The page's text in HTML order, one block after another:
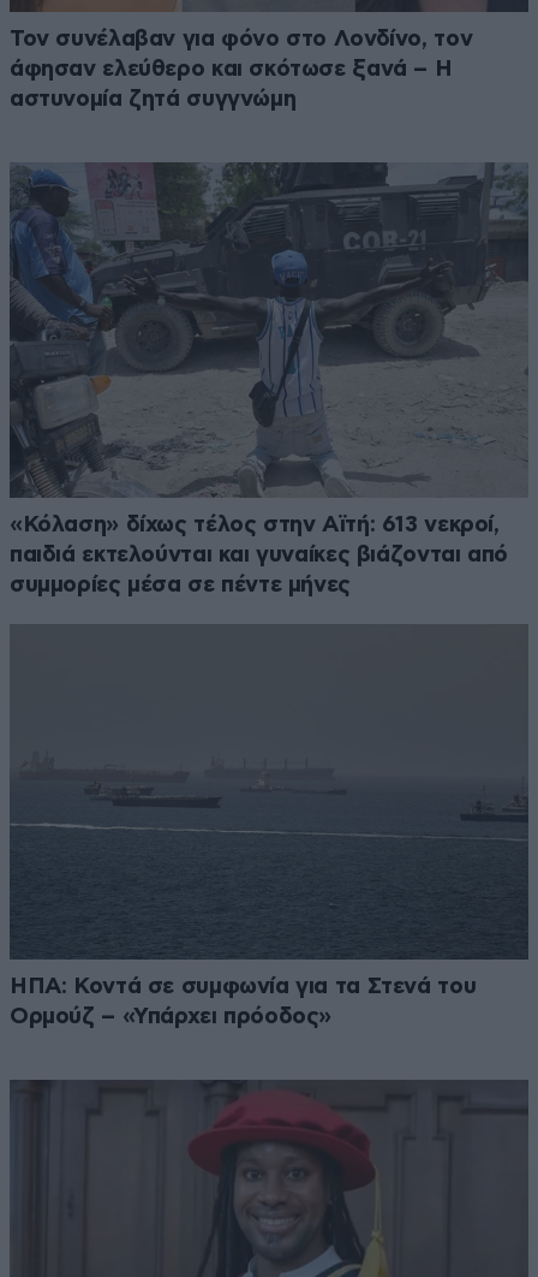
Τον συνέλαβαν για φόνο στο Λονδίνο, τον
άφησαν ελεύθερο και σκότωσε ξανά – Η
αστυνομία ζητά συγγνώμη
«Κόλαση» δίχως τέλος στην Αϊτή: 613 νεκροί,
παιδιά εκτελούνται και γυναίκες βιάζονται από
συμμορίες μέσα σε πέντε μήνες
ΗΠΑ: Κοντά σε συμφωνία για τα Στενά του
Ορμούζ – «Υπάρχει πρόοδος»